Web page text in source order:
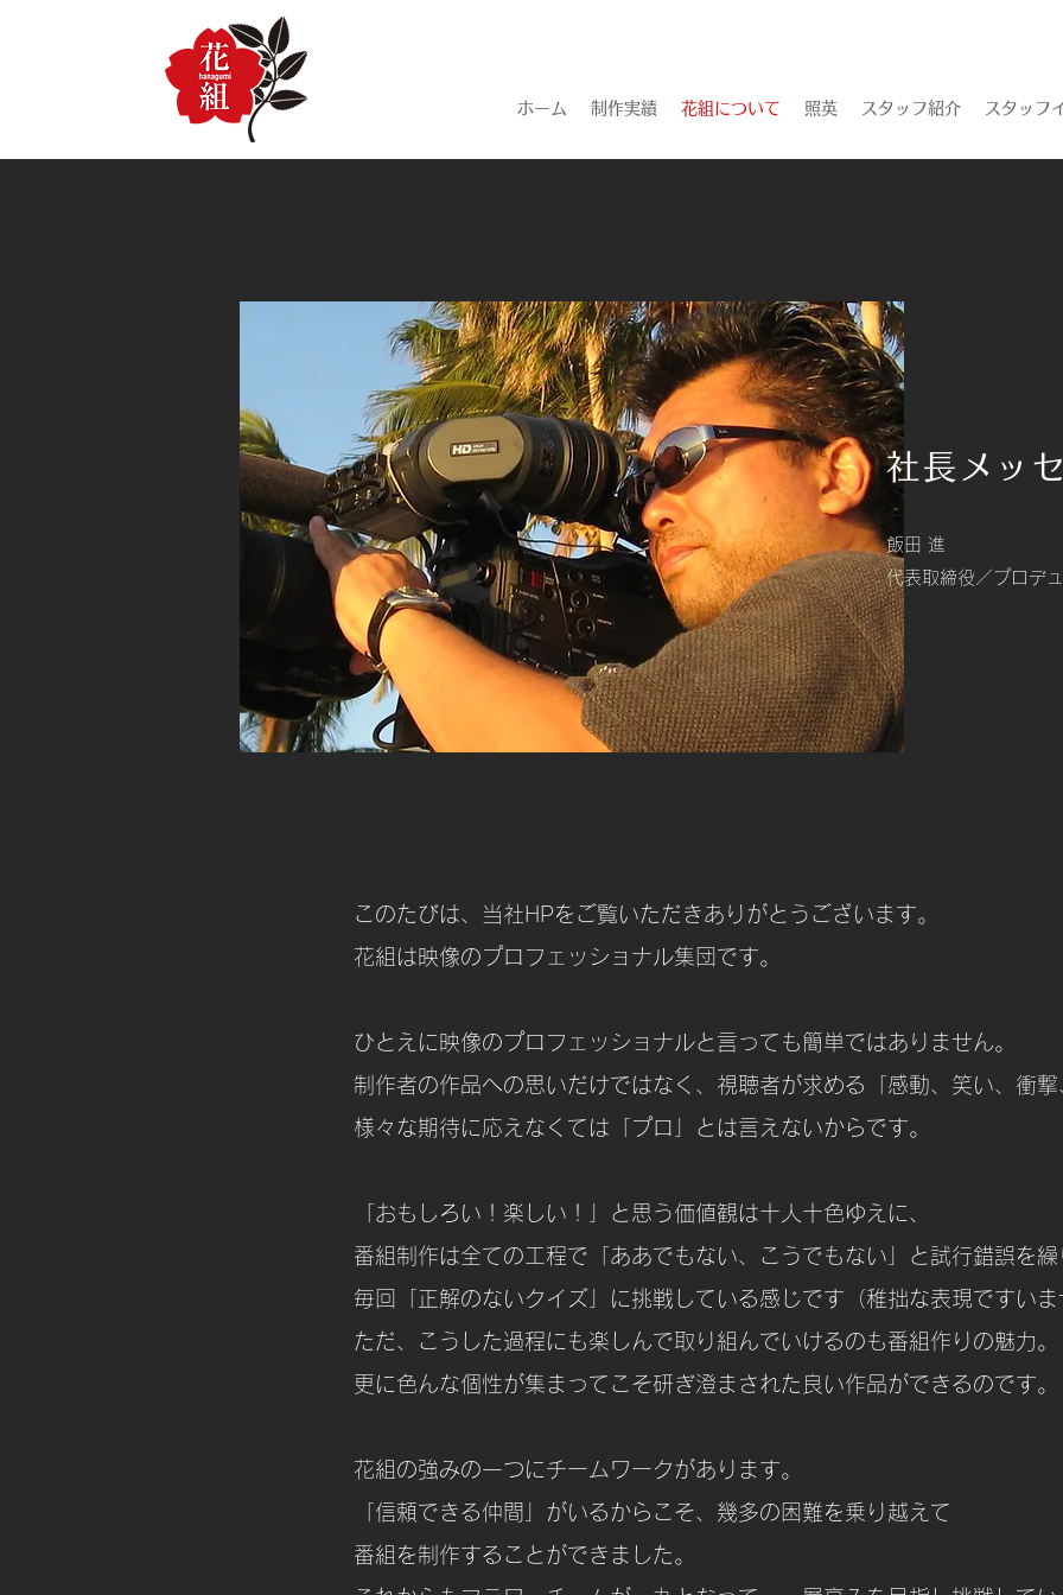
ホーム 制作実績 花組について 照英 スタッフ紹介 スタッフ
社長メッ
飯田 進
代表取締役／プロデ
このたびは、当社HPをご覧いただきありがとうございます。
花組は映像のプロフェッショナル集団です。
ひとえに映像のプロフェッショナルと言っても簡単ではありません。
制作者の作品への思いだけではなく、視聴者が求める「感動、笑い、衝
様々な期待に応えなくては「プロ」とは言えないからです。
「おもしろい！楽しい！」と思う価値観は十人十色ゆえに、
番組制作は全ての工程で「ああでもない、こうでもない」と試行錯誤を
毎回「正解のないクイズ」に挑戦している感じです（稚拙な表現ですい
ただ、こうした過程にも楽しんで取り組んでいけるのも番組作りの魅力。
更に色んな個性が集まってこそ研ぎ澄まされた良い作品ができるのです。
花組の強みの一つにチームワークがあります。
「信頼できる仲間」がいるからこそ、幾多の困難を乗り越えて
番組を制作することができました。